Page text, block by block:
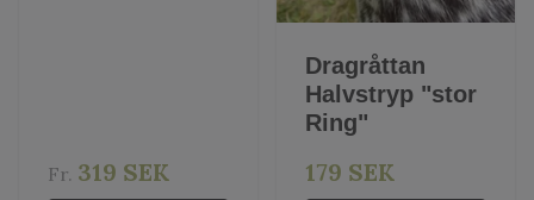
Fr. 319 SEK
Dragråttan
Halvstryp "stor
Ring"
179 SEK